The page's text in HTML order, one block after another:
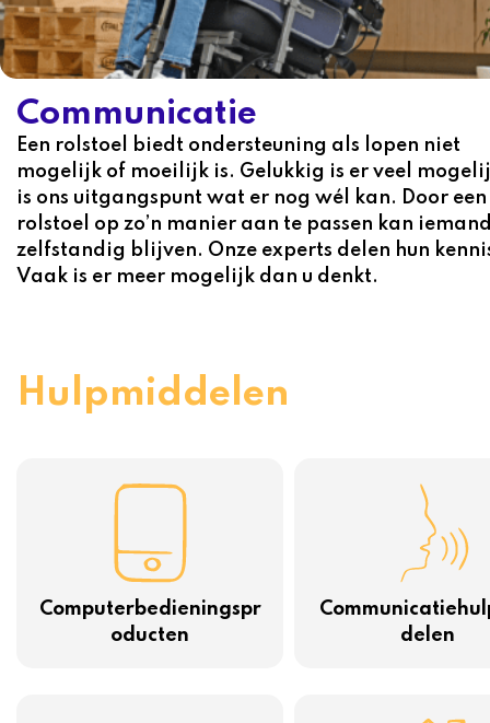
Communicatie
Een rolstoel biedt ondersteuning als lopen niet
mogelijk of moeilijk is. Gelukkig is er veel
is ons uitgangspunt wat er nog wél kan. Door een
rolstoel op zo’n manier aan te passen kan
zelfstandig blijven. Onze experts delen hun
Vaak is er meer mogelijk dan u denkt.
Hulpmiddelen
Computerbedieningspr
oducten
delen